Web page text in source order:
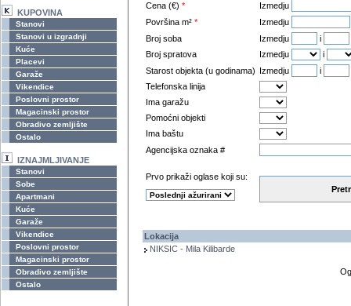
KUPOVINA
Stanovi
Stanovi u izgradnji
Kuće
Placevi
Garaže
Vikendice
Poslovni prostor
Magacinski prostor
Obradivo zemljište
Ostalo
IZNAJMLJIVANJE
Stanovi
Sobe
Apartmani
Kuće
Garaže
Vikendice
Poslovni prostor
Magacinski prostor
Obradivo zemljište
Ostalo
Cena (€) *
Izmedju
Površina m² * Izmedju
Broj soba
Izmedju
i
Broj spratova
Izmedju
i
Starost objekta (u godinama)
Izmedju
i
Telefonska linija
Ima garažu
Pomoćni objekti
Ima baštu
Agencijska oznaka #
Prvo prikaži oglase koji su:
Lokacija
NIKSIC - Mila Kilibarde